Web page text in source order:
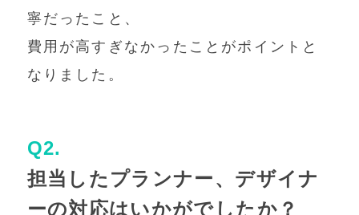
寧だったこと、
費用が高すぎなかったことがポイントと
なりました。
Q2.
担当したプランナー、デザイナ
ーの対応はいかがでしたか？